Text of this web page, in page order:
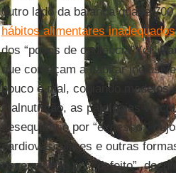
outro lado da balança quase
hábitos alimentares inadequados
dos “povos de opulência” (cf.
que começam a habitar
pouco e mal, copiando
malnutrição, as patologias
desequilíbrio por “excesso”,
cardiovasculares e outras
desequilíbrio por “defeito”,